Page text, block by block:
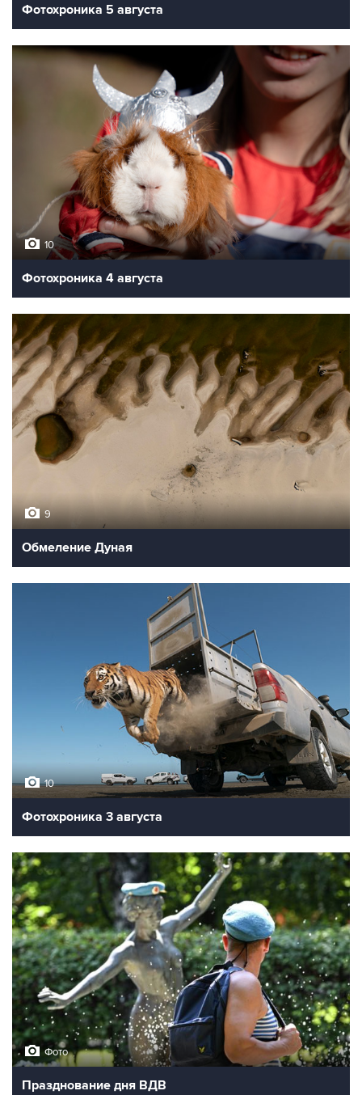
Фотохроника 5 августа
10
Фотохроника 4 августа
9
Обмеление Дуная
10
Фотохроника 3 августа
Фото
Празднование дня ВДВ